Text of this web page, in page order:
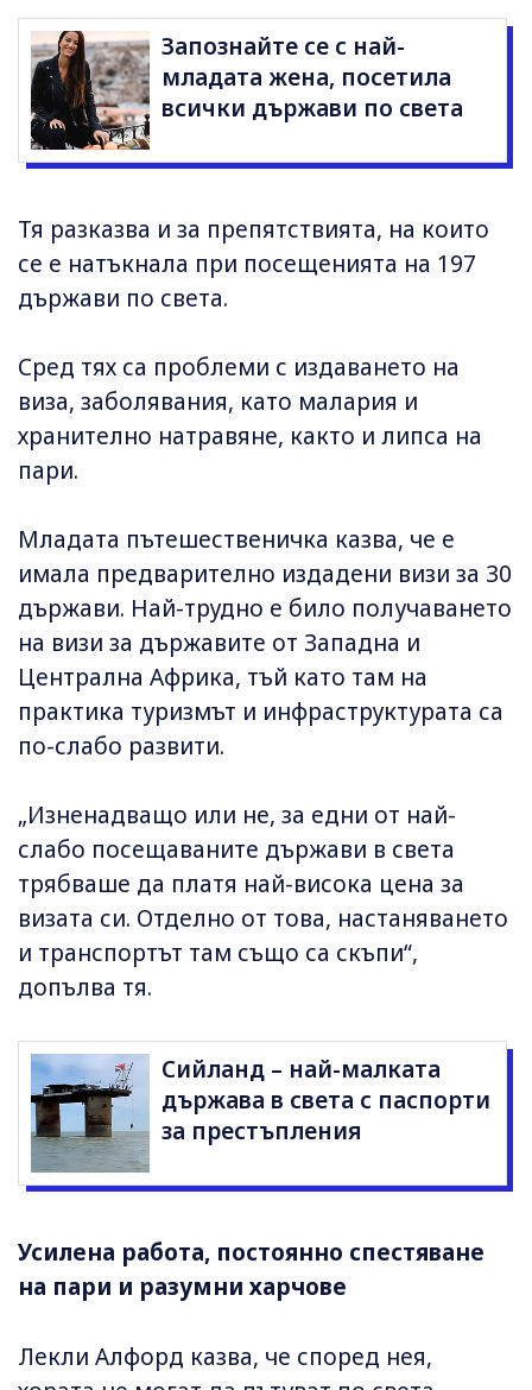
Запознайте се с най-
младата жена, посетила
всички държави по света
Тя разказва и за препятствията, на които
се е натъкнала при посещенията на 197
държави по света.
Сред тях са проблеми с издаването на
виза, заболявания, като малария и
хранително натравяне, както и липса на
пари.
Младата пътешественичка казва, че е
имала предварително издадени визи за 30
държави. Най-трудно е било получаването
на визи за държавите от Западна и
Централна Африка, тъй като там на
практика туризмът и инфраструктурата са
по-слабо развити.
„Изненадващо или не, за едни от най-
слабо посещаваните държави в света
трябваше да платя най-висока цена за
визата си. Отделно от това, настаняването
и транспортът там също са скъпи“,
допълва тя.
Сийланд – най-малката
държава в света с паспорти
за престъпления
Усилена работа, постоянно спестяване
на пари и разумни харчове
Лекли Алфорд казва, че според нея,